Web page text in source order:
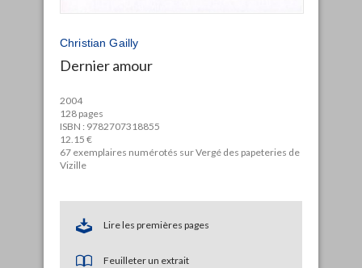
Christian Gailly
Dernier amour
2004
128 pages
ISBN : 9782707318855
12.15 €
67 exemplaires numérotés sur Vergé des papeteries de
Vizille
Lire les premières pages
Feuilleter un extrait